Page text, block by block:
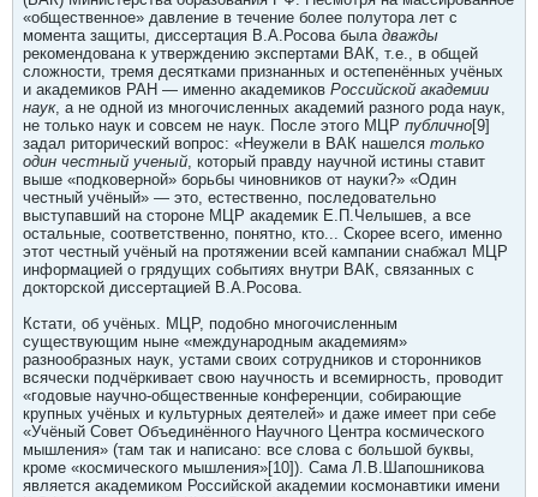
«общественное» давление в течение более полутора лет с
момента защиты, диссертация В.А.Росова была дважды
рекомендована к утверждению экспертами ВАК, т.е., в общей
сложности, тремя десятками признанных и остепенённых учёных
и академиков РАН — именно академиков Российской академии
наук, а не одной из многочисленных академий разного рода наук,
не только наук и совсем не наук. После этого МЦР публично[9]
задал риторический вопрос: «Неужели в ВАК нашелся только
один честный ученый, который правду научной истины ставит
выше «подковерной» борьбы чиновников от науки?» «Один
честный учёный» — это, естественно, последовательно
выступавший на стороне МЦР академик Е.П.Челышев, а все
остальные, соответственно, понятно, кто... Скорее всего, именно
этот честный учёный на протяжении всей кампании снабжал МЦР
информацией о грядущих событиях внутри ВАК, связанных с
докторской диссертацией В.А.Росова.
Кстати, об учёных. МЦР, подобно многочисленным
существующим ныне «международным академиям»
разнообразных наук, устами своих сотрудников и сторонников
всячески подчёркивает свою научность и всемирность, проводит
«годовые научно-общественные конференции, собирающие
крупных учёных и культурных деятелей» и даже имеет при себе
«Учёный Совет Объединённого Научного Центра космического
мышления» (там так и написано: все слова с большой буквы,
кроме «космического мышления»[10]). Сама Л.В.Шапошникова
является академиком Российской академии космонавтики имени